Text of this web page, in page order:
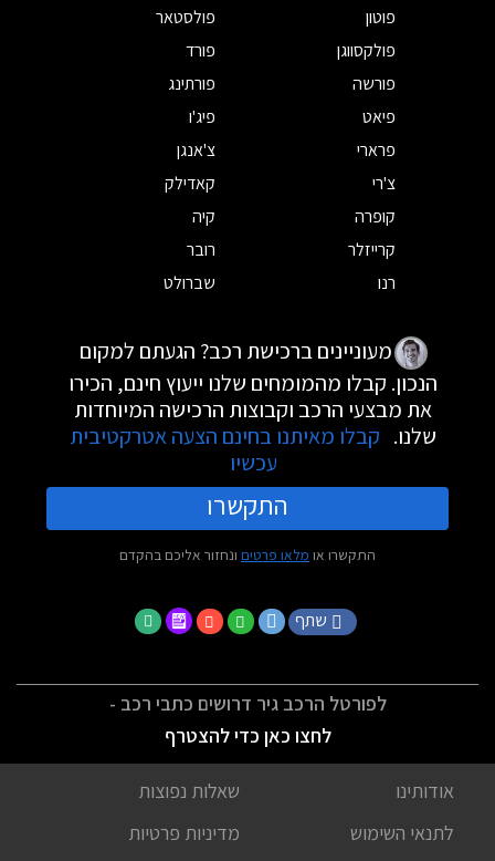
פוטון
פולסטאר
פולקסווגן
פורד
פורשה
פורתינג
פיאט
פיג'ו
פרארי
צ'אנגן
צ'רי
קאדילק
קופרה
קיה
קרייזלר
רובר
רנו
שברולט
מעוניינים ברכישת רכב? הגעתם למקום
הנכון. קבלו מהמומחים שלנו ייעוץ חינם, הכירו
את מבצעי הרכב וקבוצות הרכישה המיוחדות
שלנו. קבלו מאיתנו בחינם הצעה אטרקטיבית
עכשיו
התקשרו
התקשרו או מלאו פרטים ונחזור אליכם בהקדם
שתף
לפורטל הרכב גיר דרושים כתבי רכב -
לחצו כאן כדי להצטרף
אודותינו
שאלות נפוצות
לתנאי השימוש
מדיניות פרטיות